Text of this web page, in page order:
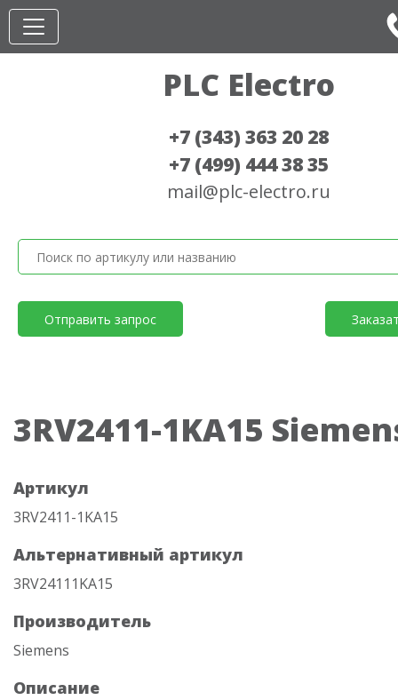
PLC Electro
+7 (343) 363 20 28
+7 (499) 444 38 35
mail@plc-electro.ru
Отправить запрос
3RV2411-1KA15
Артикул
3RV2411-1KA15
Альтернативный артикул
3RV24111KA15
Производитель
Siemens
Описание